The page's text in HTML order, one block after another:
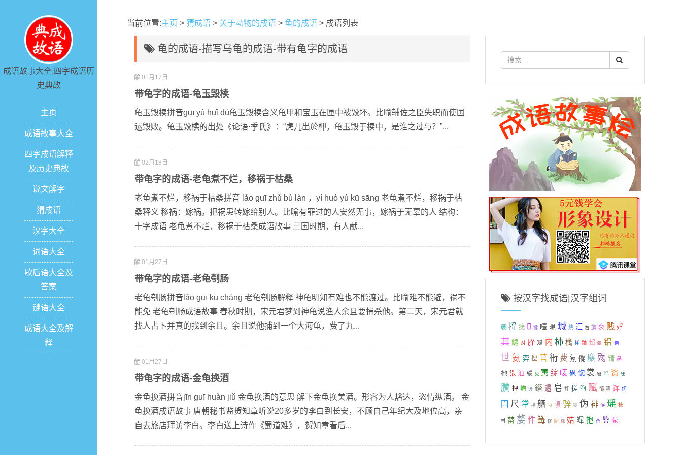
成语故事大全,四字成语历
史典故
主页
成语故事大全
四字成语解释
及历史典故
说文解字
猜成语
汉字大全
词语大全
歇后语大全及
答案
谜语大全
成语大全及解
释
当前位置:主页 > 猜成语> 关于动物的成语> 龟的成语> 成语列表
龟的成语-描写乌龟的成语-带有龟字的成语
01月17日
带龟字的成语-龟玉毁椟
龟玉毁椟拼音guī yù huǐ dú龟玉毁椟含义龟甲和宝玉在匣中被毁坏。比喻辅佐之臣失职而使国
运毁败。龟玉毁椟的出处《论语·季氏》：“虎儿出於柙，龟玉毁于椟中，是谁之过与？”...
02月18日
带龟字的成语-老龟煮不烂，移祸于枯桑
老龟煮不烂，移祸于枯桑拼音 lǎo guī zhǔ bú làn ，yí huò yú kū sāng 老龟煮不烂，移祸于枯
桑释义 移祸：嫁祸。把祸患转嫁给别人。比喻有罪过的人安然无事，嫁祸于无辜的人 结构：
十字成语 老龟煮不烂，移祸于枯桑成语故事 三国时期，有人献...
01月27日
带龟字的成语-老龟刳肠
老龟刳肠拼音lǎo guī kū cháng 老龟刳肠解释 神龟明知有难也不能渡过。比喻难不能避，祸不
能免 老龟刳肠成语故事 春秋时期，宋元君梦到神龟说渔人余且要捕杀他。第二天，宋元君就
找人占卜并真的找到余且。余且说他捕到一个大海龟，费了九...
01月27日
带龟字的成语-金龟换酒
金龟换酒拼音jīn guī huàn jiǔ 金龟换酒的意思 解下金龟换美酒。形容为人豁达，恣情纵酒。 金
龟换酒成语故事 唐朝秘书监贺知章听说20多岁的李白到长安，不顾自己年纪大及地位高，亲
自去旅店拜访李白。李白送上诗作《蜀道难》，贺知章看后...
按汉字找成语|汉字组词
褏 捋 疣  犍 噎 晛 瑊 烷 汇 右 旟 裒 贱 殍
其 鱥 对 肸 鴁 内 杮 檎 秏 鼬 邽 鷮 铝 狗
世 氨 弈 偿 苢 衎 费 氖 傱 麋 殇 锖 盠
杝 猥 汕 缓 兔 蕙 绽 唛 砜 惚 裳 窘 释 资 雀
鰧 押 岣 选 鐕 逿 皂 拌 搓 呴 赋 郤 曀 诨 伤
圁 尺 牮 摞 舾 沙 隰 骍 竟 伪 裶 浔 瑶 柿
村 榃 嫠 件 篝 僇 阌 橡 姞 皡 抱 吝 鉴 菀